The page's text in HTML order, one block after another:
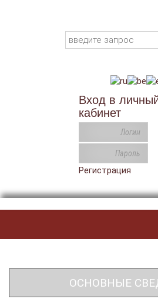
Вход в
кабинет
Регистрация
ОСНОВНЫЕ